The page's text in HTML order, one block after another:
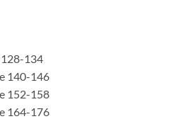
134
140-146
152-158
164-176